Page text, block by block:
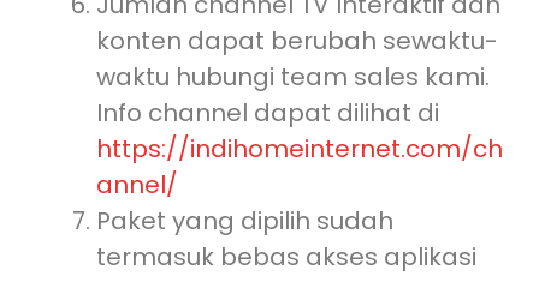
konten dapat berubah sewaktu-
waktu hubungi team sales kami.
Info channel dapat dilihat di
https://indihomeinternet.com/ch
annel/
Paket yang dipilih sudah
termasuk bebas akses aplikasi